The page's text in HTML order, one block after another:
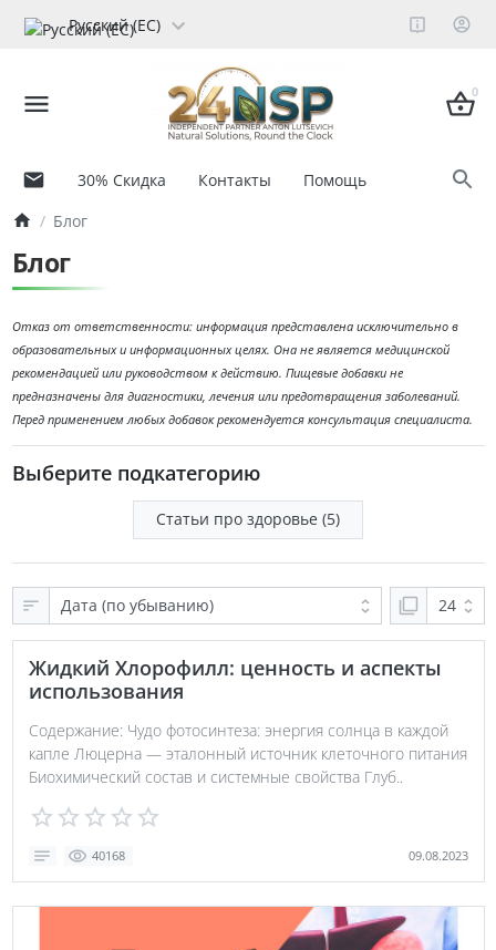
Русский (ЕС)
0
30% Скидка Контакты
Помощь
Блог
Блог
Отказ от ответственности: информация представлена исключительно в
образовательных и информационных целях. Она не является медицинской
рекомендацией или руководством к действию. Пищевые добавки не
предназначены для диагностики, лечения или предотвращения заболеваний.
Перед применением любых добавок рекомендуется консультация специалиста.
Выберите подкатегорию
Статьи про здоровье (5)
Жидкий Хлорофилл: ценность и аспекты
использования
Содержание: Чудо фотосинтеза: энергия солнца в каждой
капле Люцерна — эталонный источник клеточного питания
Биохимический состав и системные свойства Глуб..
40168 09.08.2023